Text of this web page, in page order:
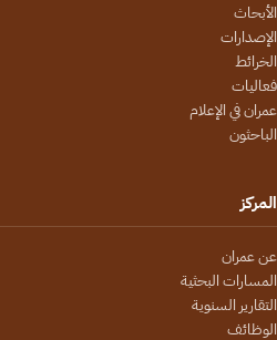
الأبحاث
الإصدارات
الخرائط
فعاليات
عمران في الإعلام
الباحثون
المركز
عن عمران
المسارات البحثية
التقارير السنوية
الوظائف